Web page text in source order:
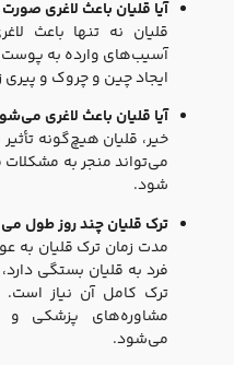
آیا قلیان باعث لاغری صورت
قلیان نه تنها باعث
آسیب‌های وارده به پوست
ایجاد چین و چروک و
آیا قلیان باعث لاغری می‌شود؟
خیر، قلیان هیچ‌گونه
می‌تواند منجر به
شود.
ترک قلیان چند روز طول
مدت زمان ترک قلیان به
فرد به قلیان بستگی دارد،
ترک کامل آن نیاز است.
مشاوره‌های پزشکی و
می‌شود.